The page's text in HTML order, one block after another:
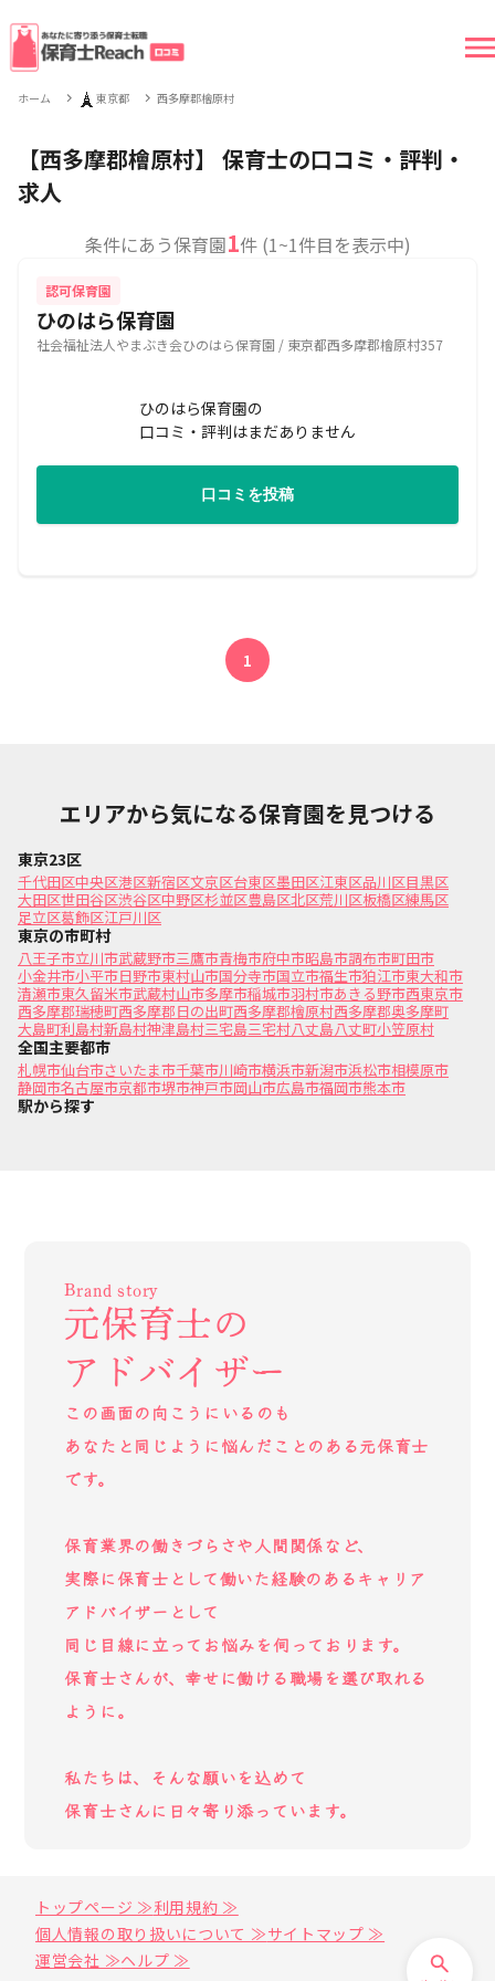
ホーム 🗼 東京都 西多摩郡檜原村
【西多摩郡檜原村】 保育士の口コミ・評判・
求人
条件にあう保育園1件 (1~1件目を表示中)
認可保育園
ひのはら保育園
社会福祉法人やまぶき会ひのはら保育園 / 東京都西多摩郡檜原村357
ひのはら保育園の
口コミ・評判はまだありません
口コミを投稿
1
エリアから気になる保育園を見つける
東京23区
千代田区中央区港区新宿区文京区台東区墨田区江東区品川区目黒区
大田区世田谷区渋谷区中野区杉並区豊島区北区荒川区板橋区練馬区
足立区葛飾区江戸川区
東京の市町村
八王子市立川市武蔵野市三鷹市青梅市府中市昭島市調布市町田市
小金井市小平市日野市東村山市国分寺市国立市福生市狛江市東大和市
清瀬市東久留米市武蔵村山市多摩市稲城市羽村市あきる野市西東京市
西多摩郡瑞穂町西多摩郡日の出町西多摩郡檜原村西多摩郡奥多摩町
大島町利島村新島村神津島村三宅島三宅村八丈島八丈町小笠原村
全国主要都市
札幌市仙台市さいたま市千葉市川崎市横浜市新潟市浜松市相模原市
静岡市名古屋市京都市堺市神戸市岡山市広島市福岡市熊本市
駅から探す
Brand story
元保育士の
アドバイザー
この画面の向こうにいるのも
あなたと同じように悩んだことのある元保育士
です。
保育業界の働きづらさや人間関係など、
実際に保育士として働いた経験のあるキャリア
アドバイザーとして
同じ目線に立ってお悩みを伺っております。
保育士さんが、幸せに働ける職場を選び取れる
ように。
私たちは、そんな願いを込めて
保育士さんに日々寄り添っています。
トップページ ≫利用規約 ≫
個人情報の取り扱いについて ≫サイトマップ ≫
運営会社 ≫ヘルプ ≫